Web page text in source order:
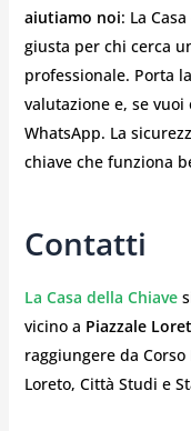
aiutiamo noi: La
giusta per chi cerca
professionale. Porta
valutazione e, se
WhatsApp. La
chiave che funziona
Contatti
La Casa della Chiave
vicino a Piazzale
raggiungere da
Loreto, Città Studi e